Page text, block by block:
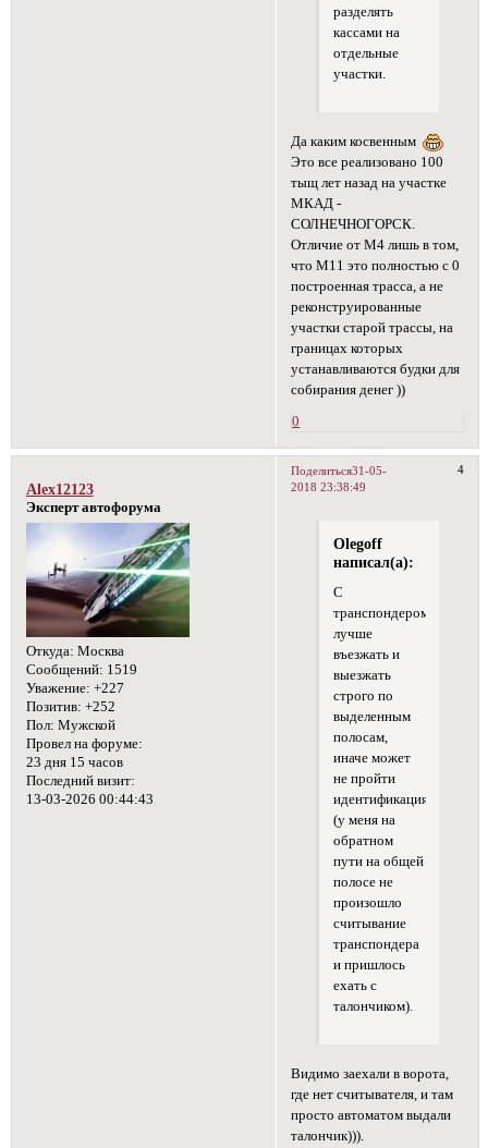
разделять
кассами на
отдельные
участки.
Да каким косвенным
Это все реализовано 100
тыщ лет назад на участке
МКАД -
СОЛНЕЧНОГОРСК.
Отличие от М4 лишь в том,
что М11 это полностью с 0
построенная трасса, а не
реконструированные
участки старой трассы, на
границах которых
устанавливаются будки для
собирания денег ))
0
Поделиться 4
31-05-
2018 23:38:49
Alex12123
Эксперт автофорума
Откуда: Москва
Сообщений: 1519
Уважение: +227
Позитив: +252
Пол: Мужской
Провел на форуме:
23 дня 15 часов
Последний визит:
13-03-2026 00:44:43
Olegoff
написал(а):
С
транспондером
лучше
въезжать и
выезжать
строго по
выделенным
полосам,
иначе может
не пройти
идентификация
(у меня на
обратном
пути на общей
полосе не
произошло
считывание
транспондера
и пришлось
ехать с
талончиком).
Видимо заехали в ворота,
где нет считывателя, и там
просто автоматом выдали
талончик))).